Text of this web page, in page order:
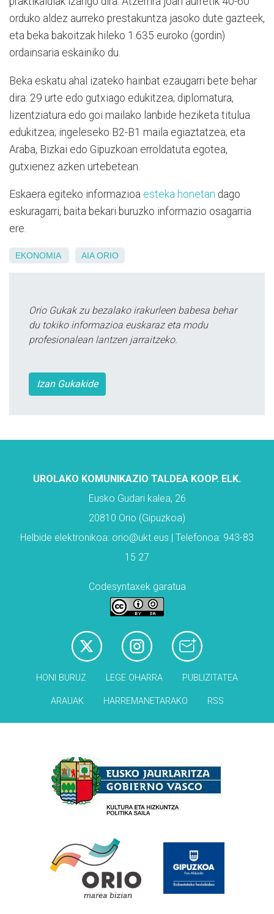
orduko aldez aurreko prestakuntza jasoko dute gazteek,
eta beka bakoitzak hileko 1.635 euroko (gordin)
ordainsaria eskainiko du.
Beka eskatu ahal izateko hainbat ezaugarri bete behar
dira: 29 urte edo gutxiago edukitzea; diplomatura,
lizentziatura edo goi mailako lanbide heziketa titulua
edukitzea; ingeleseko B2-B1 maila egiaztatzea; eta
Araba, Bizkai edo Gipuzkoan erroldatuta egotea,
gutxienez azken urtebetean.
Eskaera egiteko informazioa esteka honetan dago
eskuragarri, baita bekari buruzko informazio osagarria
ere.
EKONOMIA AIA ORIO
Orio Gukak zu bezalako irakurleen babesa behar
du tokiko informazioa euskaraz eta modu
profesionalean lantzen jarraitzeko.
Izan Gukakide
UROLAKO KOMUNIKAZIO TALDEA KOOP. ELK.
Eusko Gudari kalea, 26
20810 Orio (Gipuzkoa)
Helbide elektronikoa: orio@ukt.eus | Telefonoa: 943-83
15 27
Codesyntaxek garatua
HONI BURUZ LEGE OHARRA PUBLIZITATEA
ARAUAK HARREMANETARAKO RSS